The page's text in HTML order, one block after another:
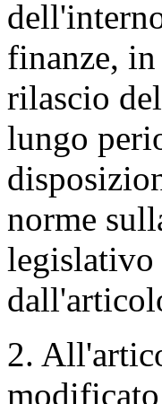
finanze,
rilascio
lungo
norme
legislativo
2.